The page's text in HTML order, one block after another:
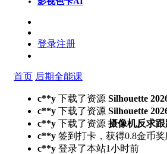
登录注册
首页 后期全能课
c**y 下载了资源 Silhouette
c**y 下载了资源 Silhouette
c**y 下载了资源 摄像机反求
c**y 签到打卡，获得0.8金币奖
c**y 登录了本站1小时前